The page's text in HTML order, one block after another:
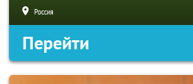
Россия
Перейти